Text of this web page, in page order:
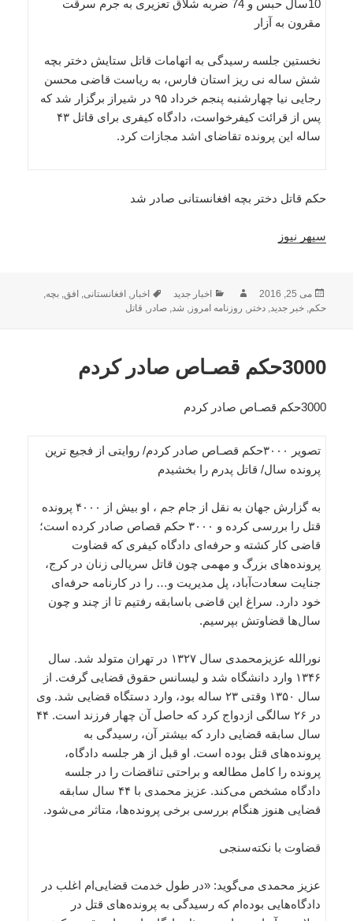
10سال حبس و 74 ضربه شلاق تعزیری به جرم سرقت
مقرون به آزار
نخستین جلسه رسیدگی به اتهامات قاتل ستایش دختر بچه
شش ساله نی ریز استان فارس، به ریاست قاضی محسن
رجایی نیا چهارشنبه پنجم خرداد ۹۵ در شیراز برگزار شد که
پس از قرائت کیفرخواست، دادگاه کیفری برای قاتل ۴۳
ساله این پرونده تقاضای اشد مجازات کرد.
حکم قاتل دختر بچه افغانستانی صادر شد
سپهر نیوز
ارسال
شده
می 25, 2016 نویسندهدسته‌ها
اخبار جدید برچسب‌ها
اخبار ,افغانستانی ,افق ,بچه
حکم ,خبر جدید ,دختر روزنامه امروز شد ,صادر قاتل
3000حکم قصـاص صادر کردم
3000حکم قصـاص صادر کردم
تصویر ۳۰۰۰حکم قصـاص صادر کردم/ روایتی از فجیع ترین
پرونده سال/ قاتل پدرم را بخشیدم
به گزارش جهان به نقل از جام جم ، او بیش از ۴۰۰۰ پرونده
قتل را بررسی کرده و ۳۰۰۰ حکم قصاص صادر کرده است؛
قاضی کار کشته و حرفه‌ای دادگاه کیفری که قضاوت
پرونده‌های بزرگ و مهمی چون قاتل سریالی زنان در کرج،
جنایت سعادت‌آباد، پل مدیریت و… را در کارنامه حرفه‌ای
خود دارد. سراغ این قاضی باسابقه رفتیم تا از چند و چون
سال‌ها قضاوتش بپرسیم.
نورالله عزیزمحمدی سال ۱۳۲۷ در تهران متولد شد. سال
۱۳۴۶ وارد دانشگاه شد و لیسانس حقوق قضایی گرفت. از
سال ۱۳۵۰ وقتی ۲۳ ساله بود، وارد دستگاه قضایی شد. وی
در ۲۶ سالگی ازدواج کرد که حاصل آن چهار فرزند است. ۴۴
سال سابقه قضایی دارد که بیشتر آن، رسیدگی به
پرونده‌های قتل بوده است. او قبل از هر جلسه دادگاه،
پرونده را کامل مطالعه و براحتی تناقضات را در جلسه
دادگاه مشخص می‌کند. عزیز محمدی با ۴۴ سال سابقه
قضایی هنوز هنگام بررسی برخی پرونده‌ها، متاثر می‌شود.
قضاوت با نکته‌سنجی
عزیز محمدی می‌گوید: «در طول خدمت قضایی‌ام اغلب در
دادگاه‌هایی بوده‌ام که رسیدگی به پرونده‌های قتل در